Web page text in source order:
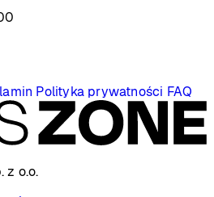
Polityka prywatności FAQ
z o.o.